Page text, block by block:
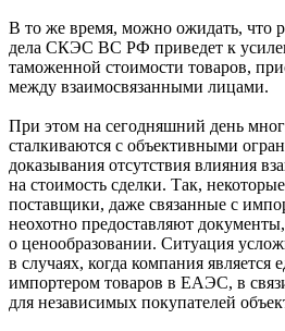
В то же время, можно ожидать, что
дела СКЭС ВС РФ приведет к
таможенной стоимости товаров,
между взаимосвязанными лицами.
При этом на сегодняшний день
сталкиваются с объективными
доказывания отсутствия влияния
на стоимость сделки. Так,
поставщики, даже связанные с
неохотно предоставляют
о ценообразовании. Ситуация
в случаях, когда компания является
импортером товаров в ЕАЭС, в
для независимых покупателей